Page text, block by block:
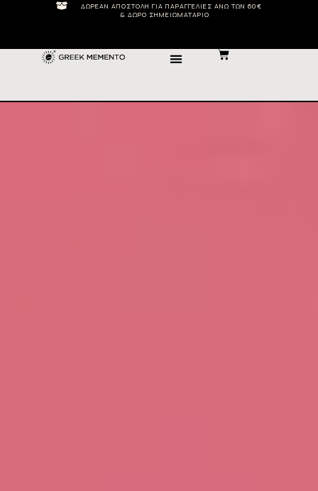
ΔΩΡΕΆΝ ΑΠΟΣΤΟΛΉ ΓΙΑ ΠΑΡΑΓΓΕΛΊΕΣ ΆΝΩ ΤΩΝ 60€
& ΔΏΡΟ ΣΗΜΕΙΩΜΑΤΆΡΙΟ